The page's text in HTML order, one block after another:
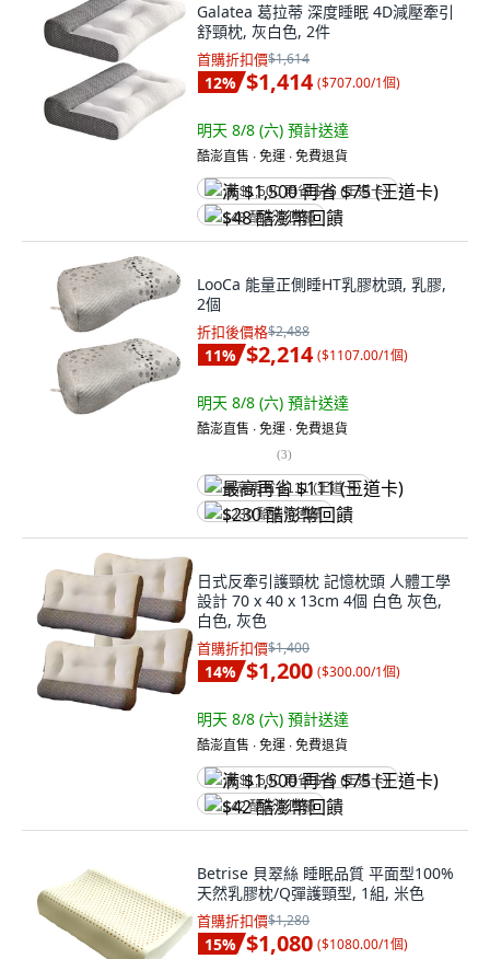
Galatea 葛拉蒂 深度睡眠 4D減壓牽引
舒頸枕, 灰白色, 2件
首購折扣價$1,614
12% $1,414 ($707.00/1個)
明天 8/8 (六) 預計送達
酷澎直售 ∙ 免運 ∙ 免費退貨
满 $1,500 再省 $75 (王道卡)
$48 酷澎幣回饋
LooCa 能量正側睡HT乳膠枕頭, 乳膠,
2個
折扣後價格$2,488
11% $2,214 ($1107.00/1個)
明天 8/8 (六) 預計送達
酷澎直售 ∙ 免運 ∙ 免費退貨
(3)
最高再省 $111 (王道卡)
$230 酷澎幣回饋
日式反牽引護頸枕 記憶枕頭 人體工學
設計 70 x 40 x 13cm 4個 白色 灰色,
白色, 灰色
首購折扣價$1,400
14% $1,200 ($300.00/1個)
明天 8/8 (六) 預計送達
酷澎直售 ∙ 免運 ∙ 免費退貨
满 $1,500 再省 $75 (王道卡)
$42 酷澎幣回饋
Betrise 貝翠絲 睡眠品質 平面型100%
天然乳膠枕/Q彈護頸型, 1組, 米色
首購折扣價$1,280
15% $1,080 ($1080.00/1個)